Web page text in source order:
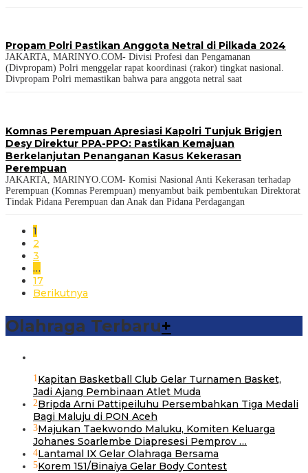
Propam Polri Pastikan Anggota Netral di Pilkada 2024
JAKARTA, MARINYO.COM- Divisi Profesi dan Pengamanan
(Divpropam) Polri menggelar rapat koordinasi (rakor) tingkat nasional.
Divpropam Polri memastikan bahwa para anggota netral saat
Komnas Perempuan Apresiasi Kapolri Tunjuk Brigjen
Desy Direktur PPA-PPO: Pastikan Kemajuan
Berkelanjutan Penanganan Kasus Kekerasan
Perempuan
JAKARTA, MARINYO.COM- Komisi Nasional Anti Kekerasan terhadap
Perempuan (Komnas Perempuan) menyambut baik pembentukan Direktorat
Tindak Pidana Perempuan dan Anak dan Pidana Perdagangan
1
2
3
…
17
Berikutnya
Olahraga Terbaru+
1 Kapitan Basketball Club Gelar Turnamen Basket,
Jadi Ajang Pembinaan Atlet Muda
2Bripda Arni Pattipeiluhu Persembahkan Tiga Medali
Bagi Maluju di PON Aceh
3Majukan Taekwondo Maluku, Komiten Keluarga
Johanes Soarlembe Diapresesi Pemprov …
4Lantamal IX Gelar Olahraga Bersama
5Korem 151/Binaiya Gelar Body Contest